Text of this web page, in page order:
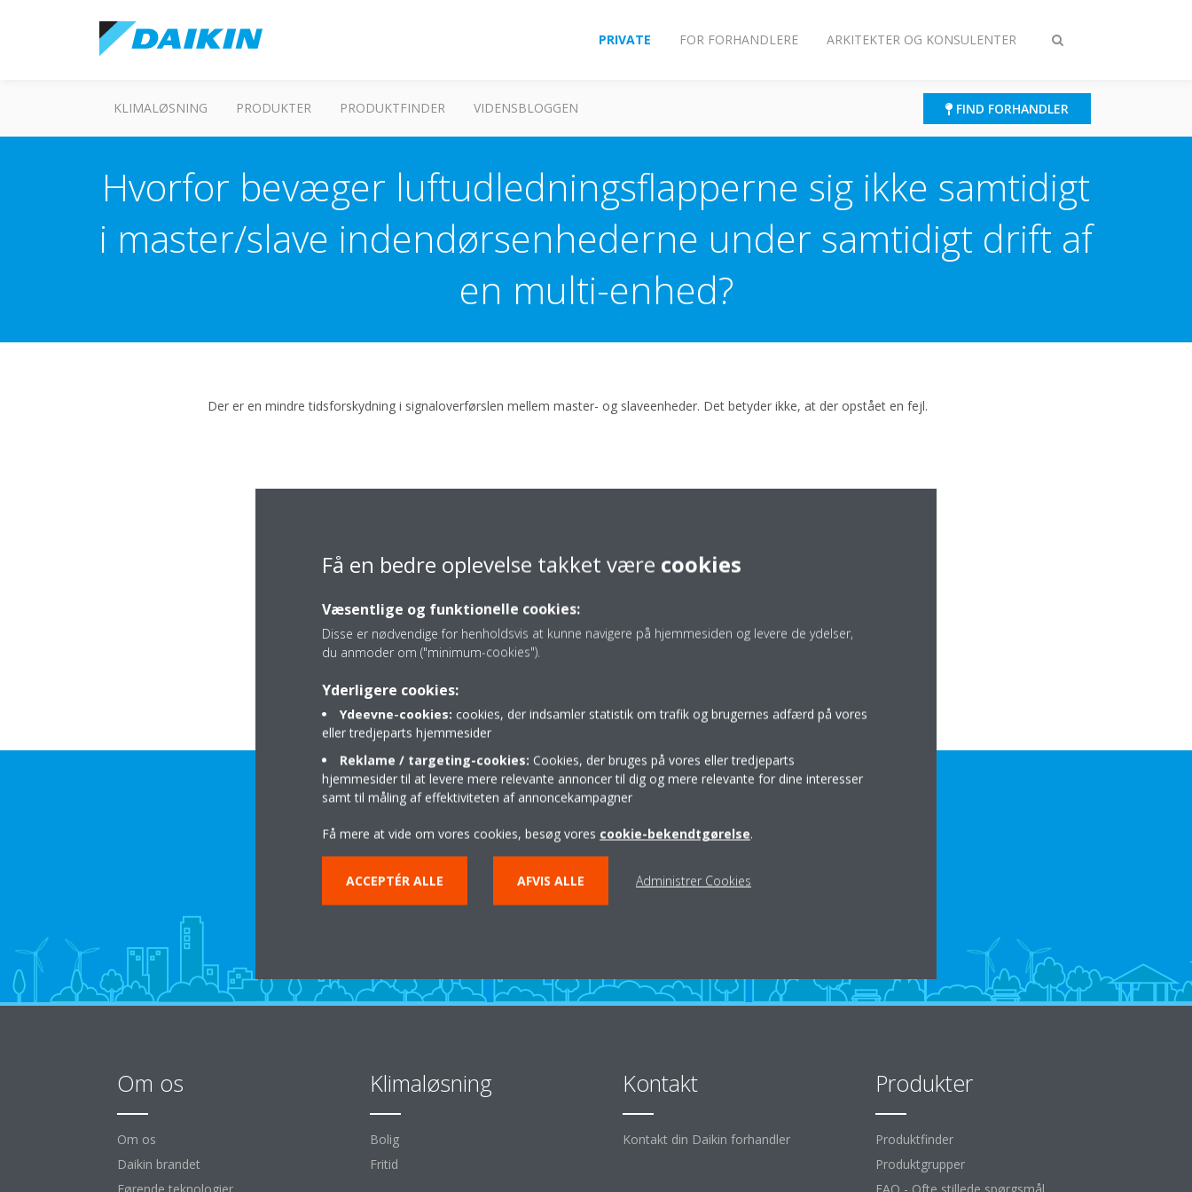
Slå
PRIVATE FOR FORHANDLERE ARKITEKTER OG KONSULENTER
KLIMALØSNING PRODUKTER PRODUKTFINDER VIDENSBLOGGEN FIND FORHANDLER
Hvorfor bevæger luftudledningsflapperne sig ikke samtidigt
i master/slave indendørsenhederne under samtidigt drift af
en multi-enhed?
Der er en mindre tidsforskydning i signaloverførslen mellem master- og slaveenheder. Det betyder ikke, at der opstået en fejl.
KONTAKT DIN DAIKIN FORHANDLER
Om os
Om os
Daikin brandet
Klimaløsning
Bolig
Fritid
Kontakt
Kontakt din Daikin forhandler
Produkter
Produktfinder
Produktgrupper
Få en bedre oplevelse takket være cookies
Væsentlige og funktionelle cookies:
Disse er nødvendige for henholdsvis at kunne navigere på hjemmesiden og levere de ydelser,
du anmoder om ("minimum-cookies").
Yderligere cookies:
Ydeevne-cookies: cookies, der indsamler statistik om trafik og brugernes adfærd på vores
eller tredjeparts hjemmesider
Reklame / targeting-cookies: Cookies, der bruges på vores eller tredjeparts
hjemmesider til at levere mere relevante annoncer til dig og mere relevante for dine interesser
samt til måling af effektiviteten af annoncekampagner
Få mere at vide om vores cookies, besøg vores cookie-bekendtgørelse.
ACCEPTÉR ALLE AFVIS ALLE Administrer Cookies